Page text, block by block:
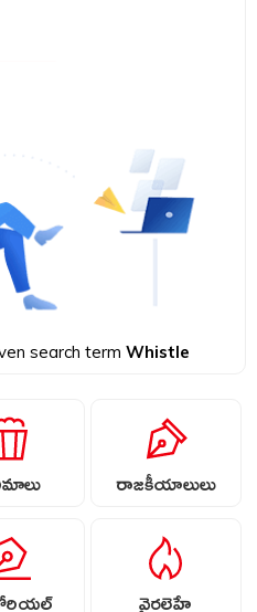
search term Whistle
రాజకీయాలులు